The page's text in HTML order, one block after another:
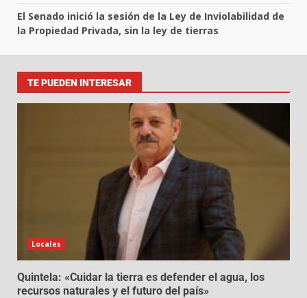
El Senado inició la sesión de la Ley de Inviolabilidad de
la Propiedad Privada, sin la ley de tierras
TE PUEDEN INTERESAR
Locales
Quintela: «Cuidar la tierra es defender el agua, los
recursos naturales y el futuro del país»